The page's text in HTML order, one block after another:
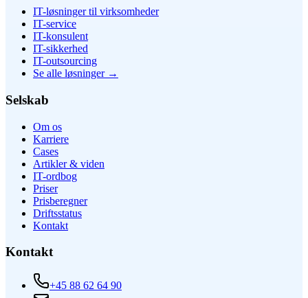
IT-løsninger til virksomheder
IT-service
IT-konsulent
IT-sikkerhed
IT-outsourcing
Se alle løsninger→
Selskab
Om os
Karriere
Cases
Artikler & viden
IT-ordbog
Priser
Prisberegner
Driftsstatus
Kontakt
Kontakt
+45 88 62 64 90